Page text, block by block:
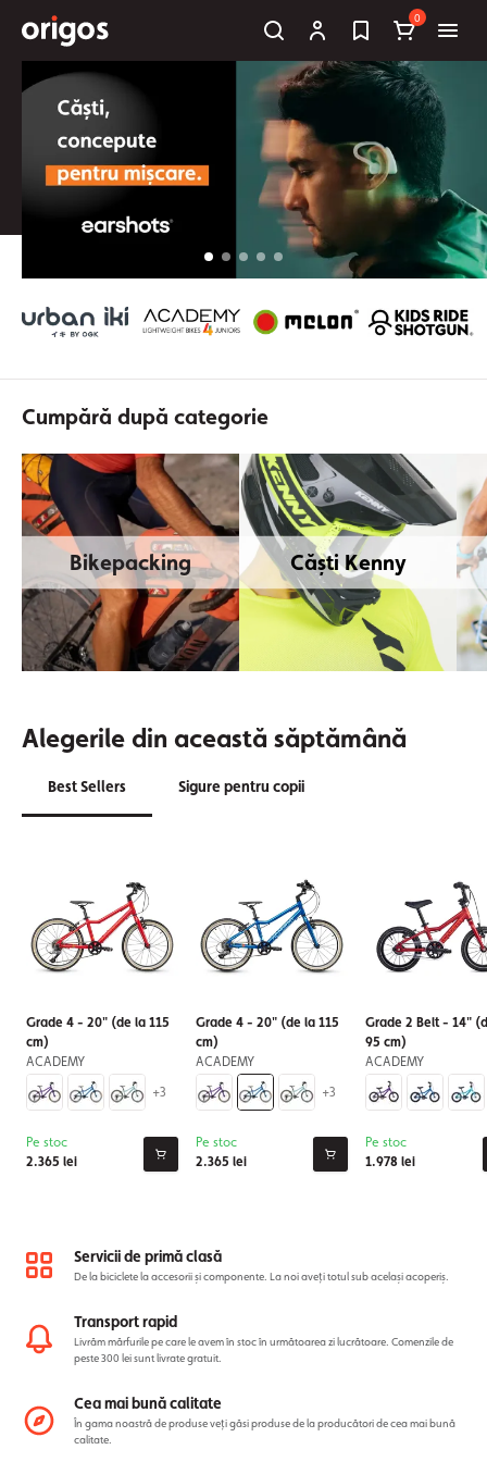
0
Cumpără după categorie
Bikepacking Căști Kenny
Alegerile din această săptămână
Best Sellers Sigure pentru copii
Grade 4 - 20" (de la 115
cm)
ACADEMY
+3
2.365 lei
Pe stoc
Grade 4 - 20" (de la 115
cm)
ACADEMY
+3
2.365 lei
Pe stoc
Grade 2 Belt - 14"
95 cm)
ACADEMY
1.978 lei
Pe stoc
Servicii de primă clasă
De la biciclete la accesorii și componente. La noi aveți totul sub același acoperiș.
Transport rapid
Livrăm mărfurile pe care le avem în stoc în următoarea zi lucrătoare. Comenzile de
peste 300 lei sunt livrate gratuit.
Cea mai bună calitate
În gama noastră de produse veți găsi produse de la producători de cea mai bună
calitate.